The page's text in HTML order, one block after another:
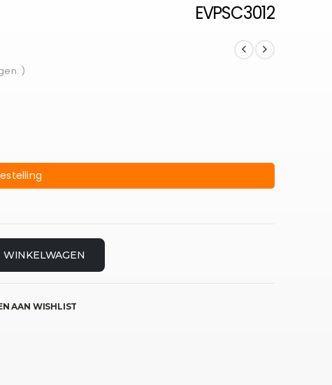
EVPSC3012
)
WINKELWAGEN
AAN WISHLIST